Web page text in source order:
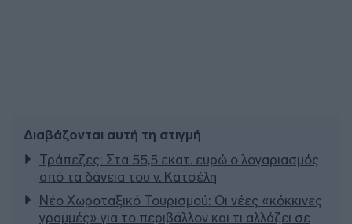
Διαβάζονται αυτή τη στιγμή
Τράπεζες: Στα 55,5 εκατ. ευρώ ο λογαριασμός
από τα δάνεια του ν. Κατσέλη
Νέο Χωροταξικό Τουρισμού: Οι νέες «κόκκινες
γραμμές» για το περιβάλλον και τι αλλάζει σε